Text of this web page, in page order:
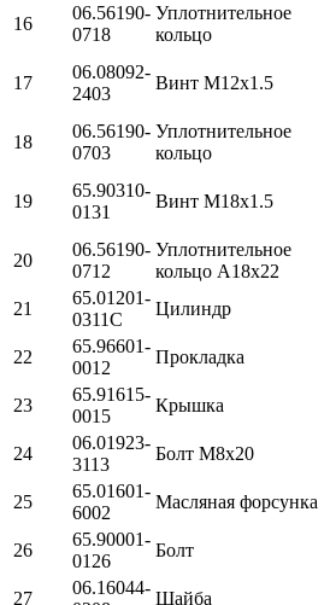
16
06.56190-
0718
Уплотнительное
кольцо
17
06.08092-
2403
Винт М12х1.5
18
06.56190-
0703
Уплотнительное
кольцо
19
65.90310-
0131
Винт М18х1.5
20
06.56190-
0712
Уплотнительное
кольцо А18х22
21
65.01201-
0311C
Цилиндр
22
65.96601-
0012
Прокладка
23
65.91615-
0015
Крышка
24
06.01923-
3113
Болт М8х20
25
65.01601-
6002
Масляная форсунка
26
65.90001-
0126
Болт
27
06.16044-
Шайба